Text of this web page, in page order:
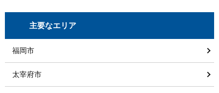
主要なエリア
福岡市
太宰府市